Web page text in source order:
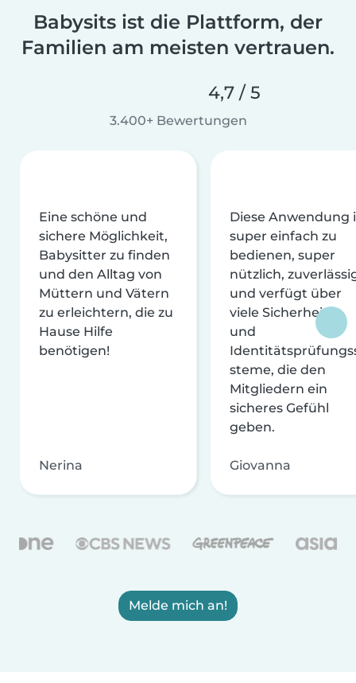
Babysits ist die Plattform, der
Familien am meisten vertrauen.
4,7 / 5
3.400+ Bewertungen
Eine schöne und
sichere Möglichkeit,
Babysitter zu finden
und den Alltag von
Müttern und Vätern
zu erleichtern, die zu
Hause Hilfe
benötigen!
Nerina
Diese Anwendung
super einfach zu
bedienen, super
nützlich,
und verfügt über
viele Sicherheits-
und
steme, die den
Mitgliedern ein
sicheres Gefühl
geben.
Giovanna
Melde mich an!